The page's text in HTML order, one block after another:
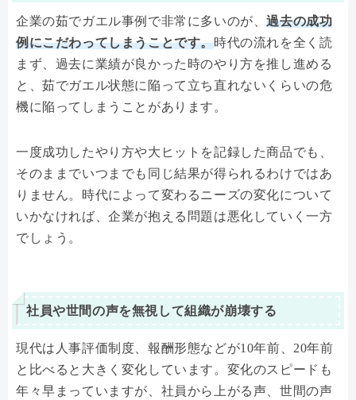
企業の茹でガエル事例で非常に多いのが、過去の成功
例にこだわってしまうことです。時代の流れを全く読
まず、過去に業績が良かった時のやり方を推し進める
と、茹でガエル状態に陥って立ち直れないくらいの危
機に陥ってしまうことがあります。
一度成功したやり方や大ヒットを記録した商品でも、
そのままでいつまでも同じ結果が得られるわけではあ
りません。時代によって変わるニーズの変化について
いかなければ、企業が抱える問題は悪化していく一方
でしょう。
社員や世間の声を無視して組織が崩壊する
現代は人事評価制度、報酬形態などが10年前、20年前
と比べると大きく変化しています。変化のスピードも
年々早まっていますが、社員から上がる声、世間の声